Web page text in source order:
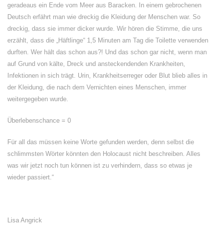
geradeaus ein Ende vom Meer aus Baracken. In einem gebrochenen
Deutsch erfährt man wie dreckig die Kleidung der Menschen war. So
dreckig, dass sie immer dicker wurde. Wir hören die Stimme, die uns
erzählt, dass die „Häftlinge“ 1,5 Minuten am Tag die Toilette verwenden
durften. Wer hält das schon aus?! Und das schon gar nicht, wenn man
auf Grund von kälte, Dreck und ansteckendenden Krankheiten,
Infektionen in sich trägt. Urin, Krankheitserreger oder Blut blieb alles in
der Kleidung, die nach dem Vernichten eines Menschen, immer
weitergegeben wurde.
Überlebenschance = 0
Für all das müssen keine Worte gefunden werden, denn selbst die
schlimmsten Wörter könnten den Holocaust nicht beschreiben. Alles
was wir jetzt noch tun können ist zu verhindern, dass so etwas je
wieder passiert.“
Lisa Angrick